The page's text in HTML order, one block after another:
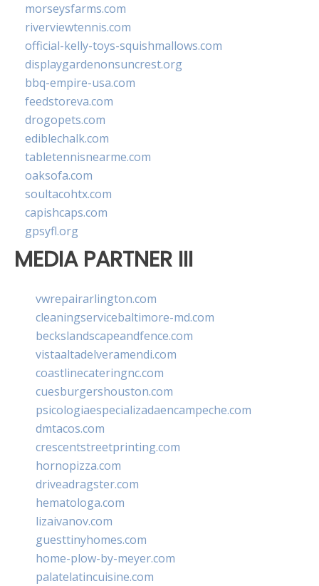
morseysfarms.com
riverviewtennis.com
official-kelly-toys-squishmallows.com
displaygardenonsuncrest.org
bbq-empire-usa.com
feedstoreva.com
drogopets.com
ediblechalk.com
tabletennisnearme.com
oaksofa.com
soultacohtx.com
capishcaps.com
gpsyfl.org
MEDIA PARTNER III
vwrepairarlington.com
cleaningservicebaltimore-md.com
beckslandscapeandfence.com
vistaaltadelveramendi.com
coastlinecateringnc.com
cuesburgershouston.com
psicologiaespecializadaencampeche.com
dmtacos.com
crescentstreetprinting.com
hornopizza.com
driveadragster.com
hematologa.com
lizaivanov.com
guesttinyhomes.com
home-plow-by-meyer.com
palatelatincuisine.com